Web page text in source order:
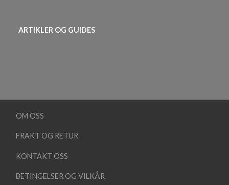
ARTIKLER OG GUIDES
OM OSS
FRAKT OG RETUR
KONTAKT OSS
BETINGELSER OG VILKÅR